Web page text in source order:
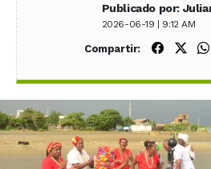
Publicado por:
2026-06-19 | 9:12 AM
Compartir: